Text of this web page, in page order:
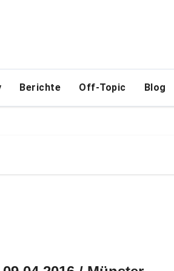
Berichte Off-Topic Blog